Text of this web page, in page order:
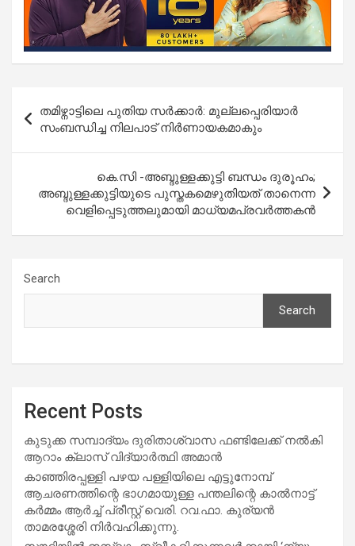
navigation
തമിഴ്നാട്ടിലെ പുതിയ സർക്കാർ: മുല്ലപ്പെരിയാർ
സംബന്ധിച്ച നിലപാട് നിർണായകമാകും
കെ.സി -അബ്ദുള്ളക്കുട്ടി ബന്ധം ദുരൂഹം;
അബ്ദുള്ളക്കുട്ടിയുടെ പുസ്തകമെഴുതിയത് താനെന്ന
വെളിപ്പെടുത്തലുമായി മാധ്യമപ്രവര്‍ത്തകന്‍
Search
Search
Recent Posts
കുടുക്ക സമ്പാദ്യം ദുരിതാശ്വാസ ഫണ്ടിലേക്ക് നൽകി
ആറാം ക്ലാസ് വിദ്യാർത്ഥി അമാൻ
കാഞ്ഞിരപ്പള്ളി പഴയ പള്ളിയിലെ എട്ടുനോമ്പ്
ആചരണത്തിന്റെ ഭാഗമായുള്ള പന്തലിന്റെ കാൽനാട്ട്
കർമ്മം ആർച്ച് പ്രീസ്റ്റ് വെരി. റവ.ഫാ. കുര്യൻ
താമരശ്ശേരി നിർവഹിക്കുന്നു.